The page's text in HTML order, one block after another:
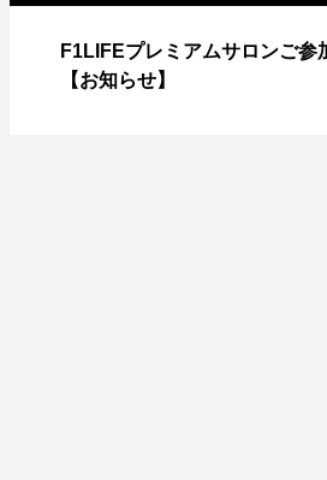
F1LIFEプレミアムサロンご参
【お知らせ】